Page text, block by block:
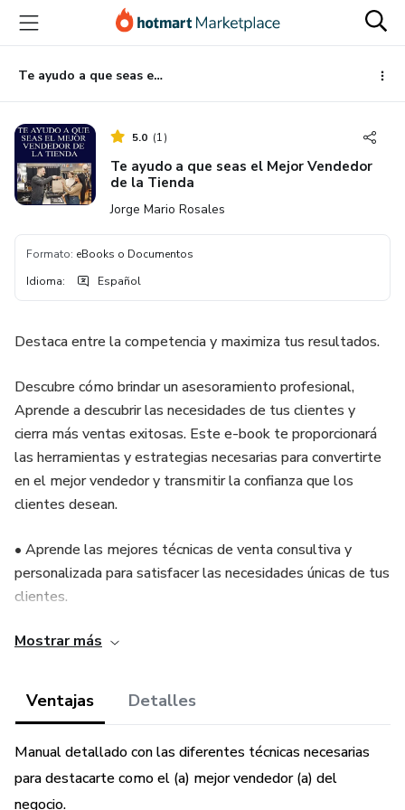
principal
página
de
página
Te ayudo a que seas el Mejor Vendedor de la Tienda
5.0 (1)
Te ayudo a que seas el Mejor Vendedor
de la Tienda
Jorge Mario Rosales
Formato: eBooks o Documentos
Idioma: Español
Destaca entre la competencia y maximiza tus resultados.
Descubre cómo brindar un asesoramiento profesional,
Aprende a descubrir las necesidades de tus clientes y
cierra más ventas exitosas. Este e-book te proporcionará
las herramientas y estrategias necesarias para convertirte
en el mejor vendedor y transmitir la confianza que los
clientes desean.
• Aprende las mejores técnicas de venta consultiva y
personalizada para satisfacer las necesidades únicas de tus
clientes.
• Descubre cómo utilizar la persuasión y la empatía para
competencia y crear una experiencia de compra excepcional
que fomente la fidelidad de tus clientes.
Mostrar más
Ventajas Detalles
Manual detallado con las diferentes técnicas necesarias
para destacarte como el (a) mejor vendedor (a) del
negocio.